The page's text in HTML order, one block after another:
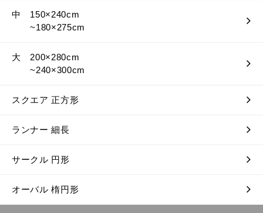
中 150×240cm
~180×275cm
大 200×280cm
~240×300cm
スクエア 正方形
ランナー 細長
サークル 円形
オーバル 楕円形